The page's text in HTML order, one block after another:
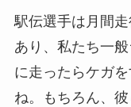
駅伝選手は月間
あり、私たち一
に走ったらケガ
ね。もちろん、